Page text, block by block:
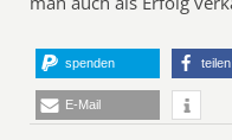
spenden teilen
E-Mail